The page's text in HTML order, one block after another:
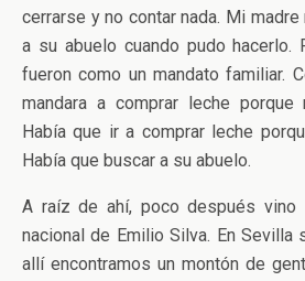
cerrarse y no contar nada. Mi
a su abuelo cuando pudo hacerlo.
fueron como un mandato familiar.
mandara a comprar leche
Había que ir a comprar leche
Había que buscar a su abuelo.
A raíz de ahí, poco después vino
nacional de Emilio Silva. En Sevilla
allí encontramos un montón de